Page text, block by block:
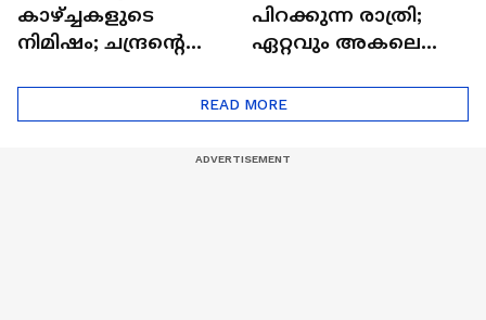
കാഴ്ച്ചകളുടെ
നിമിഷം; ചന്ദ്രന്റെ
ഒറിയോണിന്റെ യാത്ര
ആരംഭിച്ചു
പിറക്കുന്ന രാത്രി;
ഏറ്റവും അകലെ
READ MORE